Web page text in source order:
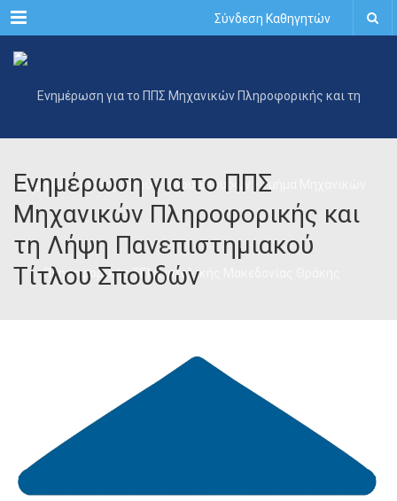
Menu Σύνδεση Καθηγητών
Ενημέρωση για το ΠΠΣ
Μηχανικών Πληροφορικής και
τη Λήψη Πανεπιστημιακού
Τίτλου Σπουδών